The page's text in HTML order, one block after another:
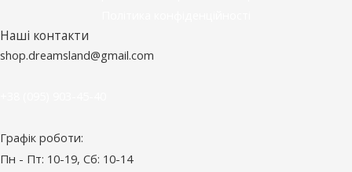
Наші контакти
shop.dreamsland@gmail.com
Графік роботи:
Пн - Пт: 10-19, Сб: 10-14